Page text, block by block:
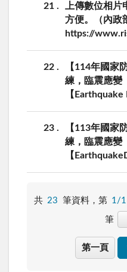
21
上傳數位相
方便。（內政
https://
22
【114年國家
練，臨震應變
【Earthquake
23
【113年國家
練，臨震應變
【
共 23 筆資料，第 1/1
筆
第一頁